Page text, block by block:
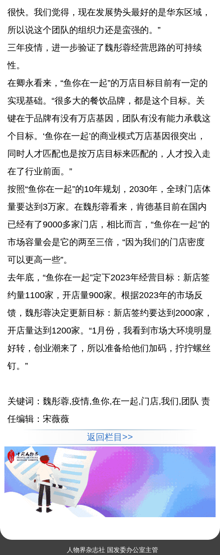
很快。我们觉得，现在发展势头最好的是华东区域，
所以说这个团队的组织力还是蛮强的。”
三年疫情，进一步验证了魏彤蓉经营思路的可持续
性。
在卿永看来，“鱼你在一起”的万店目标目前有一定的
实现基础。“很多大的餐饮品牌，都是这个目标。关
键在于品牌有没有万店基因，团队有没有能力承载这
个目标。‘鱼你在一起’的商业模式万店基因很突出，
同时人才匹配也是按万店目标来匹配的，人才投入走
在了行业前面。”
按照“鱼你在一起”的10年规划，2030年，全球门店体
量要达到3万家。在魏彤蓉看来，肯德基目前在国内
已经有了9000多家门店，相比而言，“鱼你在一起”的
市场容量会是它的两至三倍，“因为我们的门店密度
可以更高一些”。
去年底，“鱼你在一起”定下2023年经营目标：新店签
约量1100家，开店量900家。根据2023年的市场反
馈，魏彤蓉决定更新目标：新店签约要达到2000家，
开店量达到1200家。“1月份，我看到市场大环境明显
好转，创业潮来了，所以准备给他们加码，拧拧螺丝
钉。”
关键词：魏彤蓉,疫情,鱼你,在一起,门店,我们,团队 责
任编辑：宋薇薇
返回栏目>>
人物界杂志社 国发委办公室主管